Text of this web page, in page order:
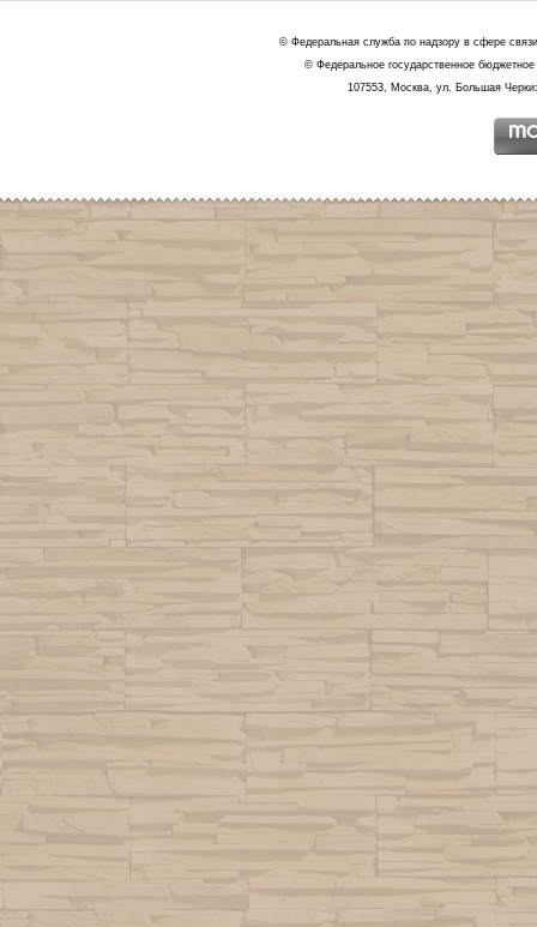
© Федеральная служба по надзору в сфере
© Федеральное государственное
107553, Москва, ул. Большая